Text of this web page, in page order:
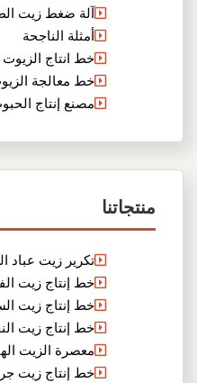
آلة ضغط زيت
أمثلة الناجحة
خط انتاج الزيوت
خط معالجة
مصنع إنتاج
منتجاتنا
تكرير زيت
خط إنتاج زيت
خط إنتاج زيت
خط إنتاج زيت
معصرة الزيت
خط إنتاج زيت